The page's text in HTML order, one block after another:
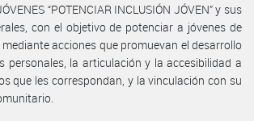
“POTENCIAR INCLUSIÓN JÓVEN” y sus
con el objetivo de potenciar a jóvenes de
acciones que promuevan el desarrollo
personales, la articulación y la accesibilidad a
que les correspondan, y la vinculación con su